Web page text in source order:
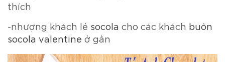
thích
-nhượng khách lẻ socola cho các khách
buôn
socola valentine ở gần